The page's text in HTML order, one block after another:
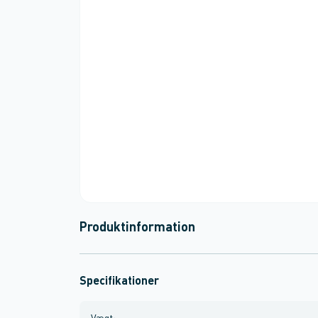
Produktinformation
Specifikationer